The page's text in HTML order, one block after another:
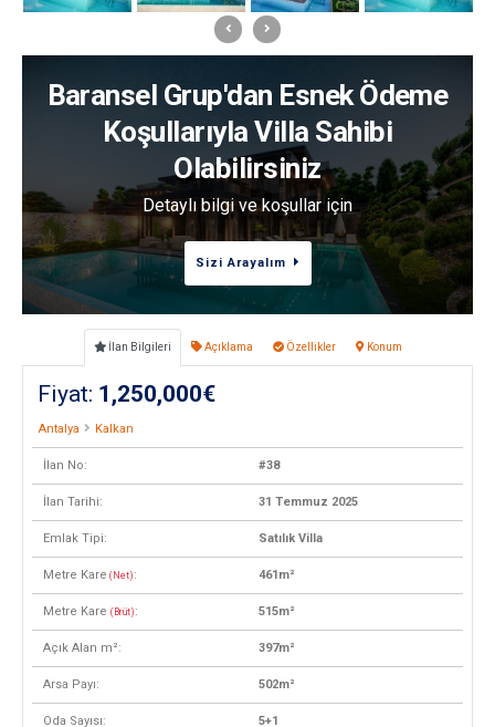
Baransel Grup'dan Esnek Ödeme
Koşullarıyla Villa Sahibi
Olabilirsiniz
Detaylı bilgi ve koşullar için
Sizi Arayalım
İlan Bilgileri Açıklama Özellikler Konum
Fiyat: 1,250,000€
Antalya Kalkan
İlan No: #38
İlan Tarihi: 31 Temmuz 2025
Emlak Tipi: Satılık Villa
Metre Kare (Net) : 461m²
Metre Kare (Brüt) : 515m²
Açık Alan m²: 397m²
Arsa Payı: 502m²
Oda Sayısı: 5+1